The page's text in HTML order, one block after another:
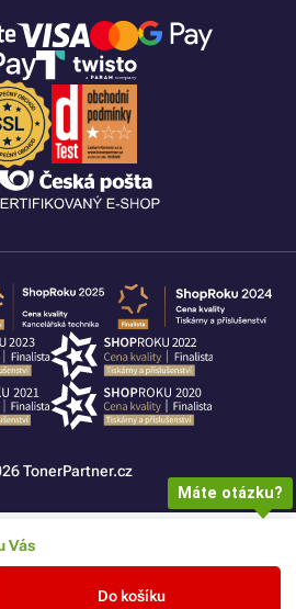
Vás
Do košíku
TonerPartner.cz
Máte otázku?